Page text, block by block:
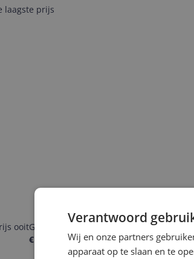
laagste prijs
ooitGoedkoopste nu
€ 22,79
Laatste prijsupdate
09-08-2026
Verantwoord
Wij en onze partners
apparaat op te slaan en te